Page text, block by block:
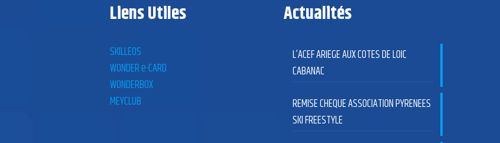
Liens Utiles
SKILLEOS
WONDER e-CARD
WONDERBOX
MEYCLUB
Actualités
L’ACEF ARIEGE AUX COTES DE LOIC
CABANAC
REMISE CHEQUE ASSOCIATION PYRENEES
SKI FREESTYLE